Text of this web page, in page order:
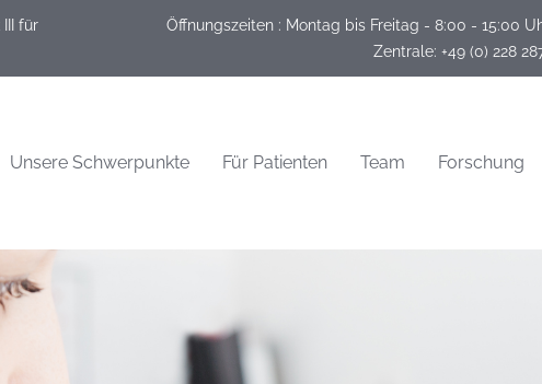
für
Öffnungszeiten : Montag bis Freitag - 8:00 - 15:00
Zentrale: +49 (0) 228
Unsere Schwerpunkte Für Patienten Team Forschung